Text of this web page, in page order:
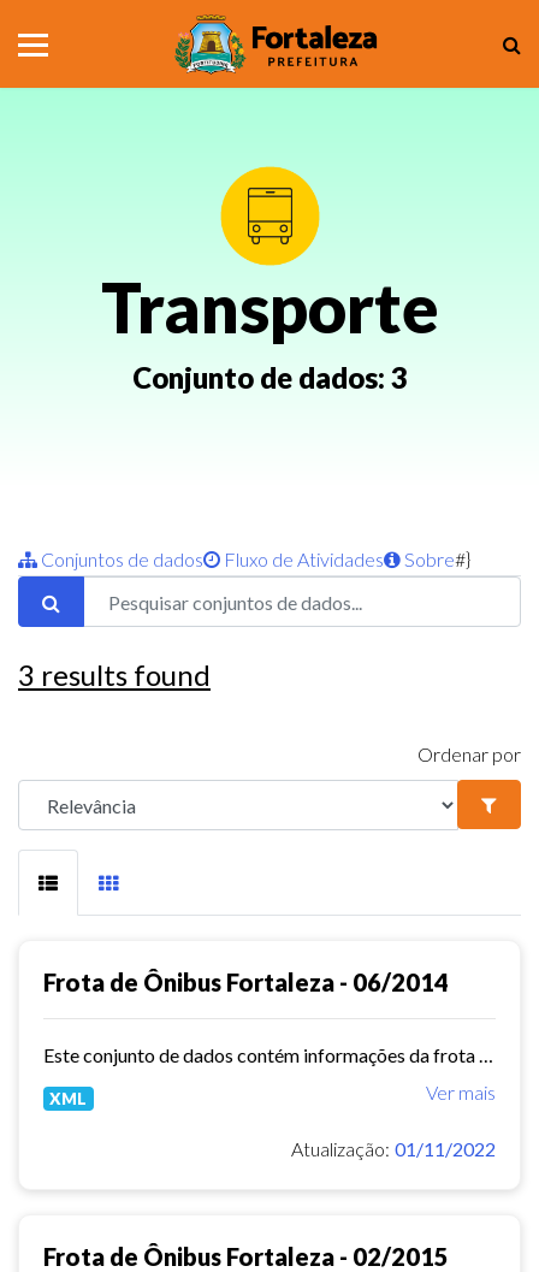
Transporte
Conjunto de dados: 3
Conjuntos de dados Fluxo de Atividades Sobre#}
3 results found
Ordenar por
Frota de Ônibus Fortaleza - 06/2014
Ver mais
XML
Atualização: 01/11/2022
Frota de Ônibus Fortaleza - 02/2015